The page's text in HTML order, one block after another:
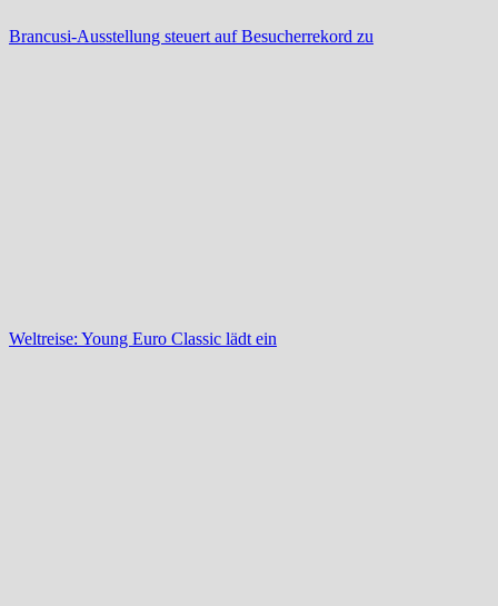
Brancusi-Ausstellung steuert auf Besucherrekord zu
Weltreise: Young Euro Classic lädt ein